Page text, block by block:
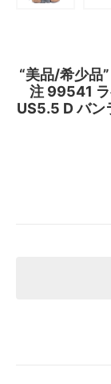
“美品/希少品
注 99541
US5.5 D バン